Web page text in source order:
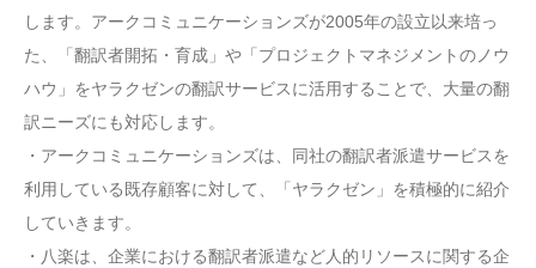
します。アークコミュニケーションズが2005年の設立以来培っ
た、「翻訳者開拓・育成」や「プロジェクトマネジメントのノウ
ハウ」をヤラクゼンの翻訳サービスに活用することで、大量の翻
訳ニーズにも対応します。
・アークコミュニケーションズは、同社の翻訳者派遣サービスを
利用している既存顧客に対して、「ヤラクゼン」を積極的に紹介
していきます。
・八楽は、企業における翻訳者派遣など人的リソースに関する企